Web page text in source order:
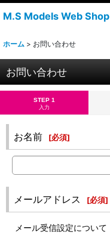
M.S Models Web Shop
ホーム > お問い合わせ
お問い合わせ
STEP 1
入力
お名前 [必須]
メールアドレス [必須]
メール受信設定について